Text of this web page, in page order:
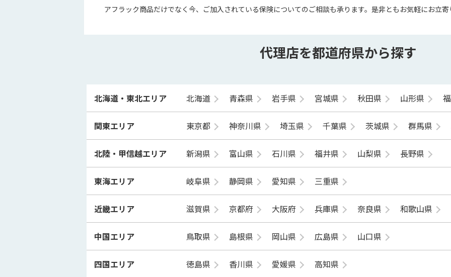
アフラック商品だけでなく今、ご加入されている保険についてのご相談も承ります。是非ともお気軽にお立寄
代理店を都道府県から探す
北海道・東北エリア 北海道 青森県 岩手県 宮城県 秋田県 山形県
関東エリア 東京都 神奈川県 埼玉県 千葉県 茨城県 群馬県
北陸・甲信越エリア 新潟県 富山県 石川県 福井県 山梨県 長野県
東海エリア 岐阜県 静岡県 愛知県 三重県
近畿エリア 滋賀県 京都府 大阪府 兵庫県 奈良県 和歌山県
中国エリア 鳥取県 島根県 岡山県 広島県 山口県
四国エリア 徳島県 香川県 愛媛県 高知県